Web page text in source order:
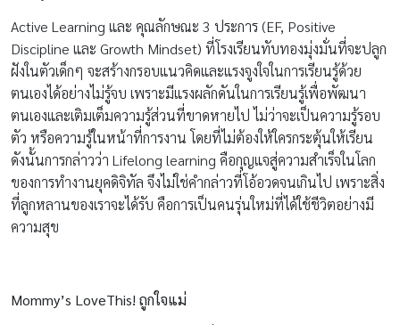
Active Learning และ คุณลักษณะ 3 ประการ (EF, Positive
Discipline และ Growth Mindset) ที่โรงเรียนทับทองมุ่งมั่นที่จะปลูก
ฝังในตัวเด็กๆ จะสร้างกรอบแนวคิดและแรงจูงใจในการเรียนรู้ด้วย
ตนเองได้อย่างไม่รู้จบ เพราะมีแรงผลักดันในการเรียนรู้เพื่อพัฒนา
ตนเองและเติมเต็มความรู้ส่วนที่ขาดหายไป ไม่ว่าจะเป็นความรู้รอบ
ตัว หรือความรู้ในหน้าที่การงาน โดยที่ไม่ต้องให้ใครกระตุ้นให้เรียน
ดังนั้นการกล่าวว่า Lifelong learning คือกุญแจสู่ความสำเร็จในโลก
ของการทำงานยุคดิจิทัล จึงไม่ใช่คำกล่าวที่โอ้อวดจนเกินไป เพราะสิ่ง
ที่ลูกหลานของเราจะได้รับ คือการเป็นคนรุ่นใหม่ที่ได้ใช้ชีวิตอย่างมี
ความสุข
Mommy’s LoveThis! ถูกใจแม่